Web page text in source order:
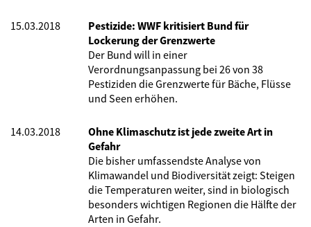
15.03.2018
Pestizide: WWF kritisiert Bund für
Lockerung der Grenzwerte
Der Bund will in einer
Verordnungsanpassung bei 26 von 38
Pestiziden die Grenzwerte für Bäche, Flüsse
und Seen erhöhen.
14.03.2018
Ohne Klimaschutz ist jede zweite Art in
Gefahr
Die bisher umfassendste Analyse von
Klimawandel und Biodiversität zeigt: Steigen
die Temperaturen weiter, sind in biologisch
besonders wichtigen Regionen die Hälfte der
Arten in Gefahr.